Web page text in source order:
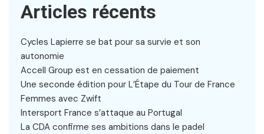
Articles récents
Cycles Lapierre se bat pour sa survie et son
autonomie
Accell Group est en cessation de paiement
Une seconde édition pour L’Étape du Tour de France
Femmes avec Zwift
Intersport France s’attaque au Portugal
La CDA confirme ses ambitions dans le padel